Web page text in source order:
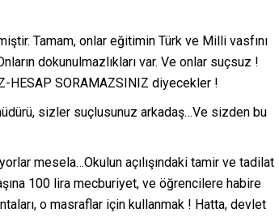
Tamam, onlar eğitimin Türk ve Milli vasfını
dokunulmazlıkları var. Ve onlar suçsuz !
HESAP SORAMAZSINIZ diyecekler !
sizler suçlusunuz arkadaş…Ve sizden bu
mesela…Okulun açılışındaki tamir ve tadilat
100 lira mecburiyet, ve öğrencilere habire
o masraflar için kullanmak ! Hatta, devlet